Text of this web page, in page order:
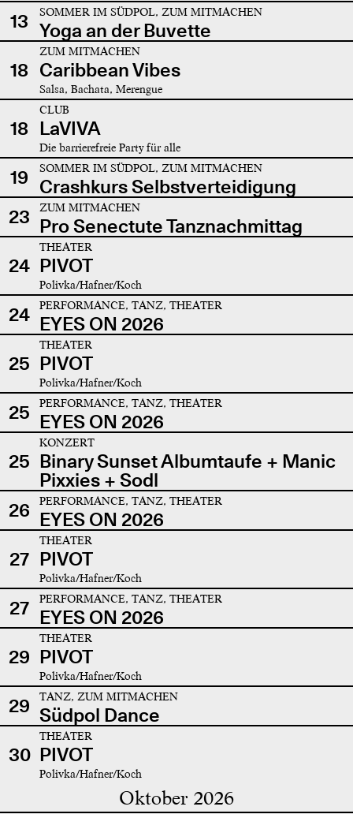
13 SOMMER IM SÜDPOL, ZUM MITMACHEN
Yoga an der Buvette
18
ZUM MITMACHEN
Caribbean Vibes
Salsa, Bachata, Merengue
18
CLUB
LaVIVA
Die barrierefreie Party für alle
19 SOMMER IM SÜDPOL, ZUM MITMACHEN
Crashkurs Selbstverteidigung
23
ZUM MITMACHEN
Pro Senectute Tanznachmittag
24
THEATER
PIVOT
Polivka/Hafner/Koch
24 PERFORMANCE, TANZ, THEATER
EYES ON 2026
25
THEATER
PIVOT
Polivka/Hafner/Koch
25 PERFORMANCE, TANZ, THEATER
EYES ON 2026
25
KONZERT
Binary Sunset Albumtaufe + Manic
Pixxies + Sodl
26
PERFORMANCE, TANZ, THEATER
EYES ON 2026
27
THEATER
PIVOT
Polivka/Hafner/Koch
27 PERFORMANCE, TANZ, THEATER
EYES ON 2026
29
THEATER
PIVOT
Polivka/Hafner/Koch
29 TANZ, ZUM MITMACHEN
Südpol Dance
30
THEATER
PIVOT
Polivka/Hafner/Koch
Oktober 2026